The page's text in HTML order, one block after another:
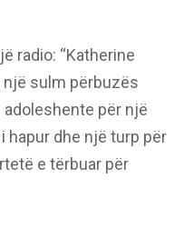
radio: “Katherine
sulm përbuzës
për një
hapur dhe një turp për
e tërbuar për